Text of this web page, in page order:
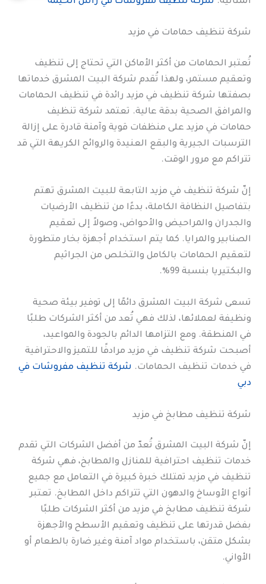
شركة تنظيف حمامات في مزيد
تُعتبر الحمامات من أكثر الأماكن التي تحتاج إلى تنظيف
وتعقيم مستمر، ولهذا تُقدم شركة البيت المشرق خدماتها
بصفتها شركة تنظيف في مزيد رائدة في تنظيف الحمامات
والمرافق الصحية بدقة عالية. تعتمد شركة تنظيف
حمامات في مزيد على منظفات قوية وآمنة قادرة على إزالة
الترسبات الجيرية والبقع العنيدة والروائح الكريهة التي قد
تتراكم مع مرور الوقت.
إنّ شركة تنظيف في مزيد التابعة للبيت المشرق تهتم
بتفاصيل النظافة الكاملة، بدءًا من تنظيف الأرضيات
والجدران والمراحيض والأحواض، وصولاً إلى تعقيم
الصنابير والمرايا. كما يتم استخدام أجهزة بخار متطورة
لتعقيم الحمامات بالكامل والتخلص من الجراثيم
والبكتيريا بنسبة 99%.
تسعى شركة البيت المشرق دائمًا إلى توفير بيئة صحية
ونظيفة لعملائها، لذلك فهي تُعد من أكثر الشركات طلبًا
في المنطقة. ومع التزامها الدائم بالجودة والمواعيد،
أصبحت شركة تنظيف في مزيد مرادفًا للتميز والاحترافية
في خدمات تنظيف الحمامات. شركة تنظيف مفروشات في
دبي
شركة تنظيف مطابخ في مزيد
إنّ شركة البيت المشرق تُعدّ من أفضل الشركات التي تقدم
خدمات تنظيف احترافية للمنازل والمطابخ، فهي شركة
تنظيف في مزيد تمتلك خبرة كبيرة في التعامل مع جميع
أنواع الأوساخ والدهون التي تتراكم داخل المطابخ. تعتبر
شركة تنظيف مطابخ في مزيد من أكثر الشركات طلبًا
بفضل قدرتها على تنظيف وتعقيم الأسطح والأجهزة
بشكل متقن، باستخدام مواد آمنة وغير ضارة بالطعام أو
الأواني.